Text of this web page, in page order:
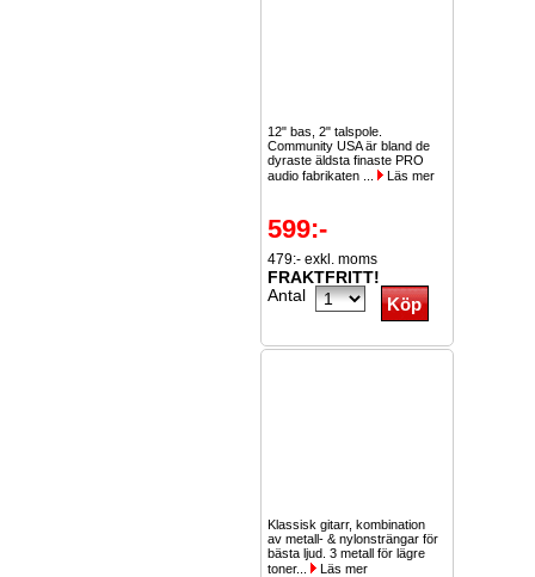
12" bas, 2" talspole.
Community USA är bland de
dyraste äldsta finaste PRO
audio fabrikaten ...
Läs mer
599:-
479:- exkl. moms
FRAKTFRITT!
Antal
Klassisk gitarr, kombination
av metall- & nylonsträngar för
bästa ljud. 3 metall för lägre
toner...
Läs mer